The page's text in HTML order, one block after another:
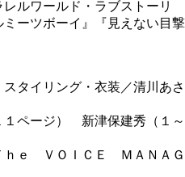
ルワールド・ラブストーリ
ーツボーイ』『見えない目撃
タイリング・衣装／清川あさ
１ページ） 新津保建秀（１～
ｈｅ ＶＯＩＣＥ ＭＡＮＡＧ